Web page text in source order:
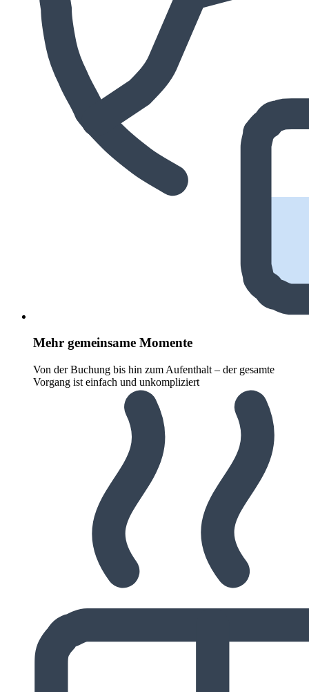
Mehr gemeinsame Momente
Von der Buchung bis hin zum Aufenthalt – der gesamte
Vorgang ist einfach und unkompliziert